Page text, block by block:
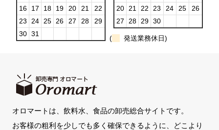
16
17 18 19 20 21
22
23
24 25 26 27 28
29
30 31
20
21 22 23 24 25
26
27
28 29 30
( 発送業務休日)
オロマートは、飲料水、食品の卸売総合サイトです。
お客様の粗利を少しでも多く確保できるように、どこより